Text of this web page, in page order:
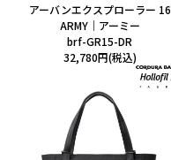
アーバンエクスプローラー 16
ARMY｜アーミー
brf-GR15-DR
32,780円(税込)